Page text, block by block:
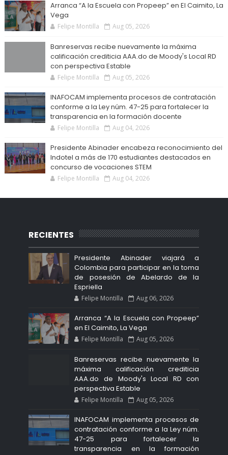
Arranca “A la Escuela con Propeep” en El Caimito, La
Vega
Felipe Montilla Aug 05, 2026
Banreservas recibe nuevamente la máxima
calificación crediticia AAA.do de Moody's Local RD
con perspectiva Estable
Felipe Montilla Aug 05, 2026
INAFOCAM implementa procesos de contratación
conforme a la Ley núm. 47-25 para fortalecer la
transparencia en la formación docente
Felipe Montilla Aug 04, 2026
Presidente Abinader encabeza reconocimiento del
Indotel a más de 170 estudiantes destacados en
concurso de vocaciones STEM
Felipe Montilla Aug 04, 2026
RECIENTES
Presidente Abinader viajará a
Colombia para participar en la toma
de posesión de Abelardo de la
Espriella
Felipe Montilla Aug 06, 2026
Arranca “A la Escuela con Propeep”
en El Caimito, La Vega
Felipe Montilla Aug 05, 2026
Banreservas recibe nuevamente la
máxima calificación crediticia
AAA.do de Moody's Local RD con
perspectiva Estable
Felipe Montilla Aug 05, 2026
INAFOCAM implementa procesos de
contratación conforme a la Ley núm.
47-25 para fortalecer la
transparencia en la formación